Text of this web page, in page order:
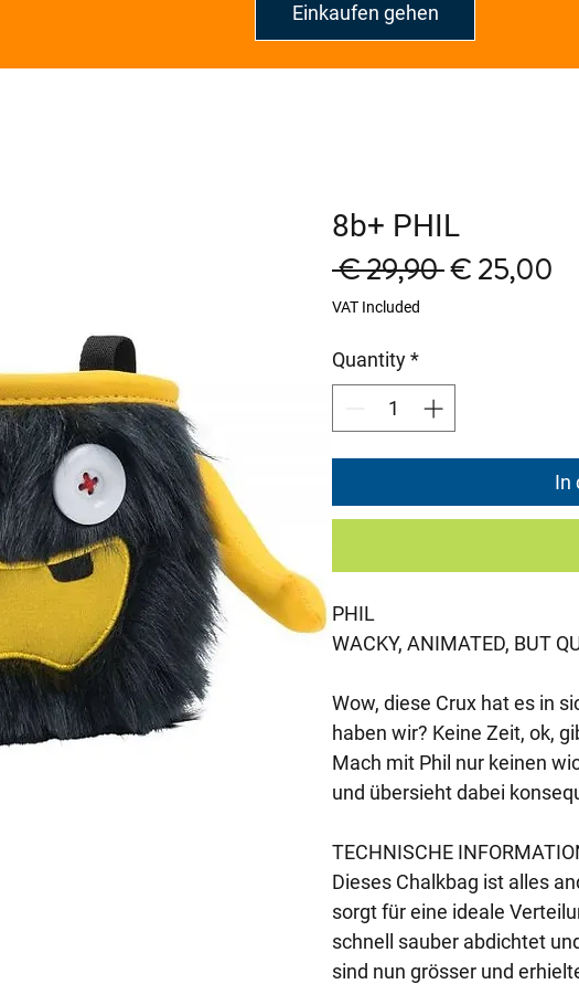
8b+ PHIL
€ 29,90 Regular
€ 25,00
VAT Included
Quantity*
In
PHIL
WACKY, ANIMATED, BUT
Wow, diese Crux hat es in
haben wir? Keine Zeit, ok,
Mach mit Phil nur keinen
und übersieht dabei
TECHNISCHE
Dieses Chalkbag ist alles
sorgt für eine ideale
schnell sauber abdichtet
sind nun grösser und
Einkaufen gehen